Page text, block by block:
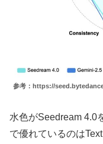
参考：https://
水色がSeedream 4.0
で優れているのは